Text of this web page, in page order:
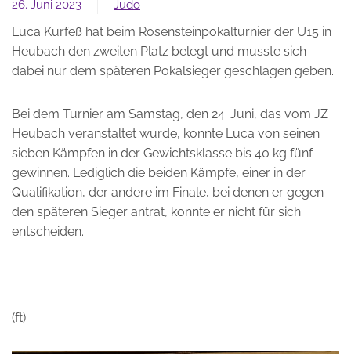
26. Juni 2023 Judo
Luca Kurfeß hat beim Rosensteinpokalturnier der U15 in
Heubach den zweiten Platz belegt und musste sich
dabei nur dem späteren Pokalsieger geschlagen geben.
Bei dem Turnier am Samstag, den 24. Juni, das vom JZ
Heubach veranstaltet wurde, konnte Luca von seinen
sieben Kämpfen in der Gewichtsklasse bis 40 kg fünf
gewinnen. Lediglich die beiden Kämpfe, einer in der
Qualifikation, der andere im Finale, bei denen er gegen
den späteren Sieger antrat, konnte er nicht für sich
entscheiden.
(ft)